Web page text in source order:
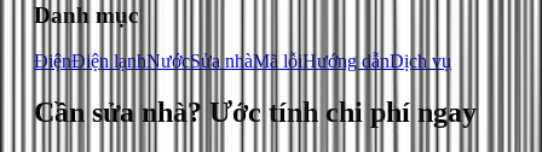
Danh mục
ĐiệnĐiện lạnhNướcSửa nhàMã lỗiHướng dẫnDịch vụ
Cần sửa nhà? Ước tính chi phí ngay